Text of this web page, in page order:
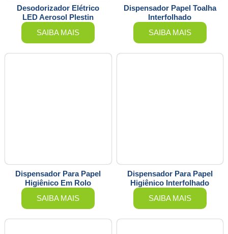
Desodorizador Elétrico
LED Aerosol Plestin
SAIBA MAIS
Dispensador Papel Toalha
Interfolhado
SAIBA MAIS
Dispensador Para Papel
Higiênico Em Rolo
SAIBA MAIS
Dispensador Para Papel
Higiênico Interfolhado
SAIBA MAIS